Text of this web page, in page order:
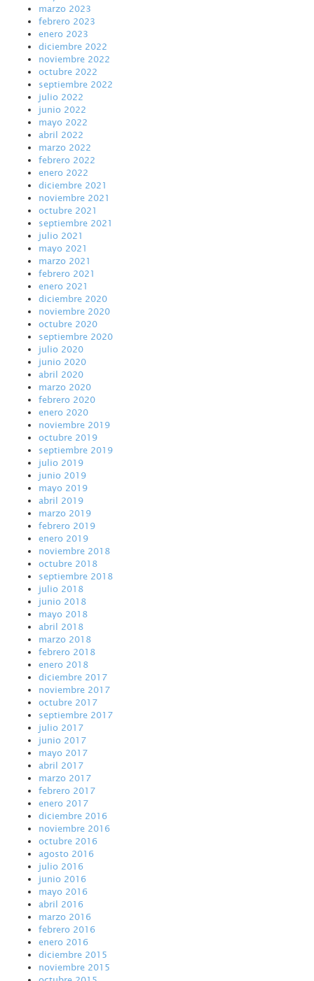
marzo 2023
febrero 2023
enero 2023
diciembre 2022
noviembre 2022
octubre 2022
septiembre 2022
julio 2022
junio 2022
mayo 2022
abril 2022
marzo 2022
febrero 2022
enero 2022
diciembre 2021
noviembre 2021
octubre 2021
septiembre 2021
julio 2021
mayo 2021
marzo 2021
febrero 2021
enero 2021
diciembre 2020
noviembre 2020
octubre 2020
septiembre 2020
julio 2020
junio 2020
abril 2020
marzo 2020
febrero 2020
enero 2020
noviembre 2019
octubre 2019
septiembre 2019
julio 2019
junio 2019
mayo 2019
abril 2019
marzo 2019
febrero 2019
enero 2019
noviembre 2018
octubre 2018
septiembre 2018
julio 2018
junio 2018
mayo 2018
abril 2018
marzo 2018
febrero 2018
enero 2018
diciembre 2017
noviembre 2017
octubre 2017
septiembre 2017
julio 2017
junio 2017
mayo 2017
abril 2017
marzo 2017
febrero 2017
enero 2017
diciembre 2016
noviembre 2016
octubre 2016
agosto 2016
julio 2016
junio 2016
mayo 2016
abril 2016
marzo 2016
febrero 2016
enero 2016
diciembre 2015
noviembre 2015